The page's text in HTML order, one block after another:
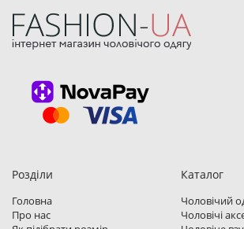
Розділи
Головна
Про нас
Каталог
Чоловічий
Чоловічі